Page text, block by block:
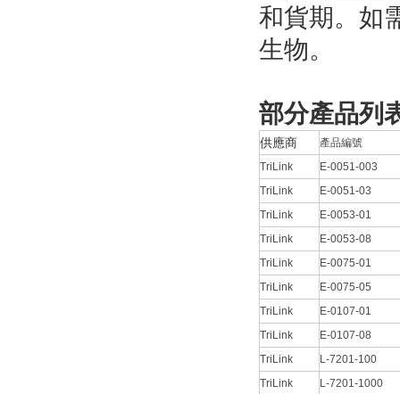
和貨期。如
生物。
部分產品列
供應商
產品編號
TriLink
E-0051-003
TriLink
E-0051-03
TriLink
E-0053-01
TriLink
E-0053-08
TriLink
E-0075-01
TriLink
E-0075-05
TriLink
E-0107-01
TriLink
E-0107-08
TriLink
L-7201-100
TriLink
L-7201-1000